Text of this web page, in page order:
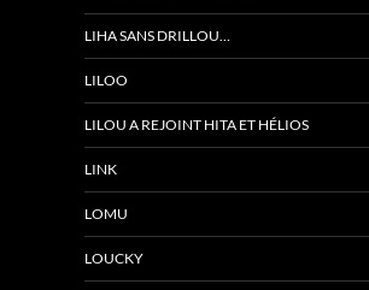
LIHA SANS DRILLOU…
LILOO
LILOU A REJOINT HITA ET HÉLIOS
LINK
LOMU
LOUCKY